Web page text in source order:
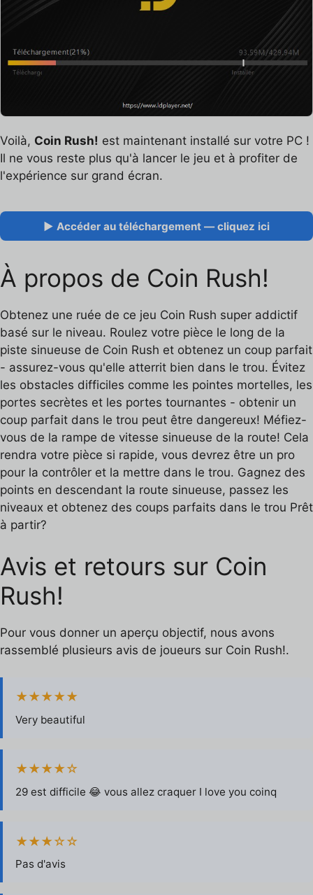
Voilà, Coin Rush! est maintenant installé sur votre PC !
Il ne vous reste plus qu'à lancer le jeu et à profiter de
l'expérience sur grand écran.
▶ Accéder au téléchargement — cliquez ici
À propos de Coin Rush!
Obtenez une ruée de ce jeu Coin Rush super addictif
basé sur le niveau. Roulez votre pièce le long de la
piste sinueuse de Coin Rush et obtenez un coup parfait
- assurez-vous qu'elle atterrit bien dans le trou. Évitez
les obstacles difficiles comme les pointes mortelles, les
portes secrètes et les portes tournantes - obtenir un
coup parfait dans le trou peut être dangereux! Méfiez-
vous de la rampe de vitesse sinueuse de la route! Cela
rendra votre pièce si rapide, vous devrez être un pro
pour la contrôler et la mettre dans le trou. Gagnez des
points en descendant la route sinueuse, passez les
niveaux et obtenez des coups parfaits dans le trou Prêt
à partir?
Avis et retours sur Coin
Rush!
Pour vous donner un aperçu objectif, nous avons
rassemblé plusieurs avis de joueurs sur Coin Rush!.
★★★★★
Very beautiful
★★★★☆
29 est difficile 😂 vous allez craquer I love you coinq
★★★☆☆
Pas d'avis